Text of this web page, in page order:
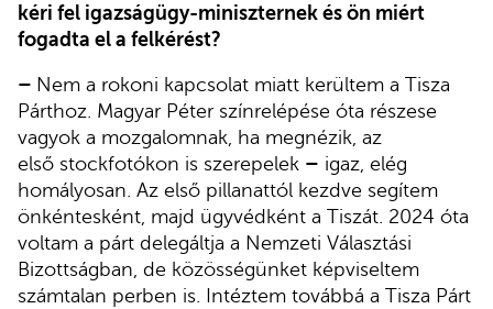
kéri fel igazságügy-miniszternek és ön miért
fogadta el a felkérést?
– Nem a rokoni kapcsolat miatt kerültem a Tisza
Párthoz. Magyar Péter színrelépése óta részese
vagyok a mozgalomnak, ha megnézik, az
első stockfotókon is szerepelek – igaz, elég
homályosan. Az első pillanattól kezdve segítem
önkéntesként, majd ügyvédként a Tiszát. 2024 óta
voltam a párt delegáltja a Nemzeti Választási
Bizottságban, de közösségünket képviseltem
számtalan perben is. Intéztem továbbá a Tisza Párt